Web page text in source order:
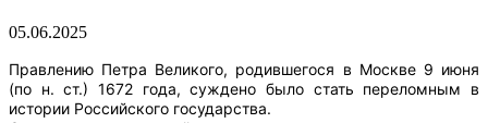
05.06.2025
Правлению Петра Великого, родившегося в Москве 9 июня
(по н. ст.) 1672 года, суждено было стать переломным в
истории Российского государства.